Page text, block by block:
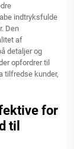
indtryksfulde
Den
af
detaljer og
opfordrer til
tilfredse kunder,
for
til